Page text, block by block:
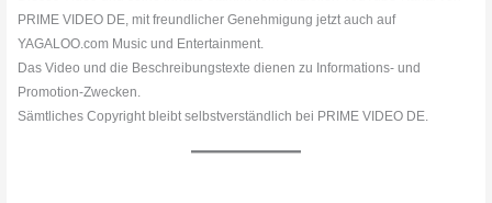
PRIME VIDEO DE, mit freundlicher Genehmigung jetzt auch auf
YAGALOO.com Music und Entertainment.
Das Video und die Beschreibungstexte dienen zu Informations- und
Promotion-Zwecken.
Sämtliches Copyright bleibt selbstverständlich bei PRIME VIDEO DE.